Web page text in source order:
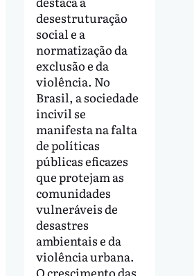
desestruturação
social e a
normatização da
exclusão e da
violência. No
Brasil, a sociedade
incivil se
manifesta na falta
de políticas
públicas eficazes
que protejam as
comunidades
vulneráveis de
desastres
ambientais e da
violência urbana.
O crescimento das